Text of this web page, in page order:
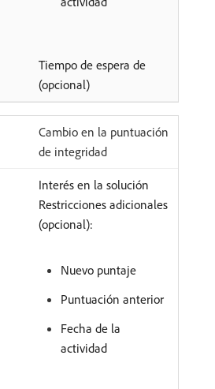
Tiempo de espera de
(opcional)
Cambio en la puntuación
de integridad
Interés en la solución
Restricciones adicionales
(opcional):
Nuevo puntaje
Puntuación anterior
Fecha de la
actividad